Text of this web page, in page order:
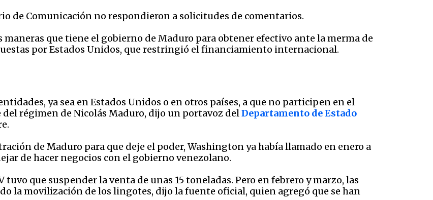
de Comunicación no respondieron a solicitudes de comentarios.
maneras que tiene el gobierno de Maduro para obtener efectivo ante la merma de
por Estados Unidos, que restringió el financiamiento internacional.
ya sea en Estados Unidos o en otros países, a que no participen en el
régimen de Nicolás Maduro, dijo un portavoz delDepartamento de Estado
de Maduro para que deje el poder, Washington ya había llamado en enero a
de hacer negocios con el gobierno venezolano.
que suspender la venta de unas 15 toneladas. Pero en febrero y marzo, las
la movilización de los lingotes, dijo la fuente oficial, quien agregó que se han